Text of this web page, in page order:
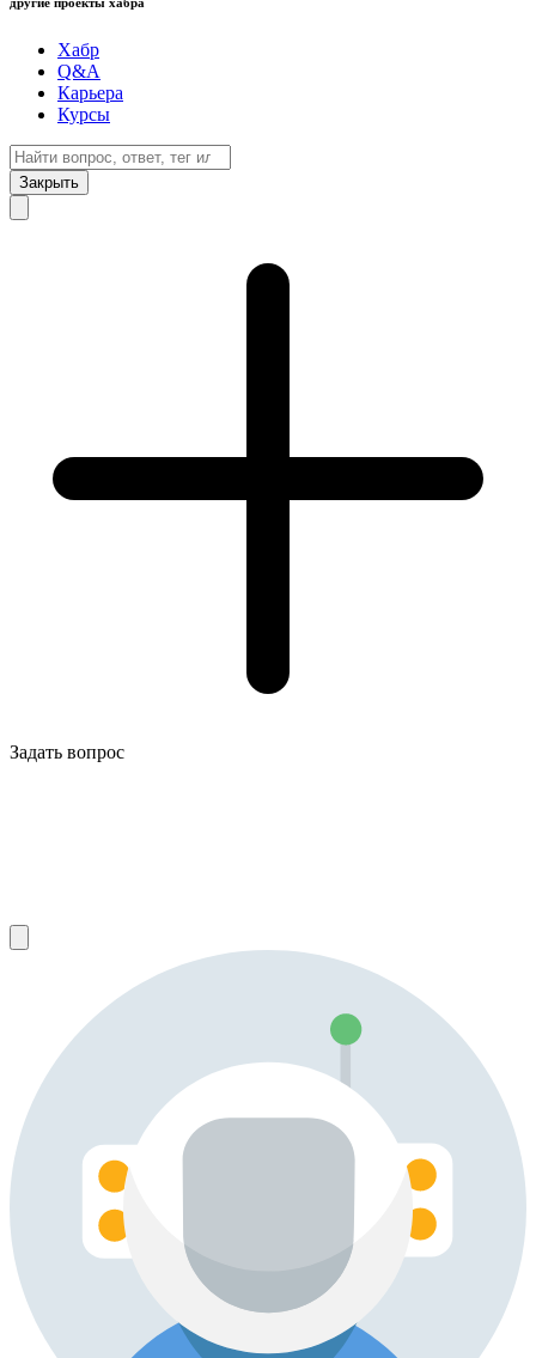
Хабр
Q&A
Карьера
Курсы
Закрыть
Задать вопрос